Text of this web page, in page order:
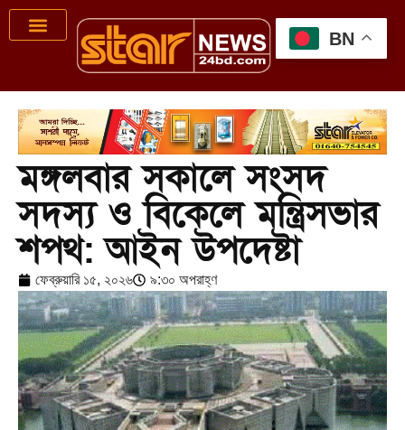
মঙ্গলবার সকালে সংসদ
সদস্য ও বিকেলে মন্ত্রিসভার
শপথ: আইন উপদেষ্টা
ফেব্রুয়ারি ১৫, ২০২৬ ৯:৩০ অপরাহ্ণ
BN